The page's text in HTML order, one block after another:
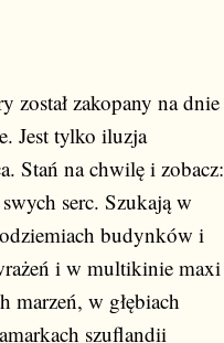
został zakopany na dnie
Jest tylko iluzja
Stań na chwilę i zobacz:
serc. Szukają w
budynków i
i w multikinie maxi
marzeń, w głębiach
szuflandii